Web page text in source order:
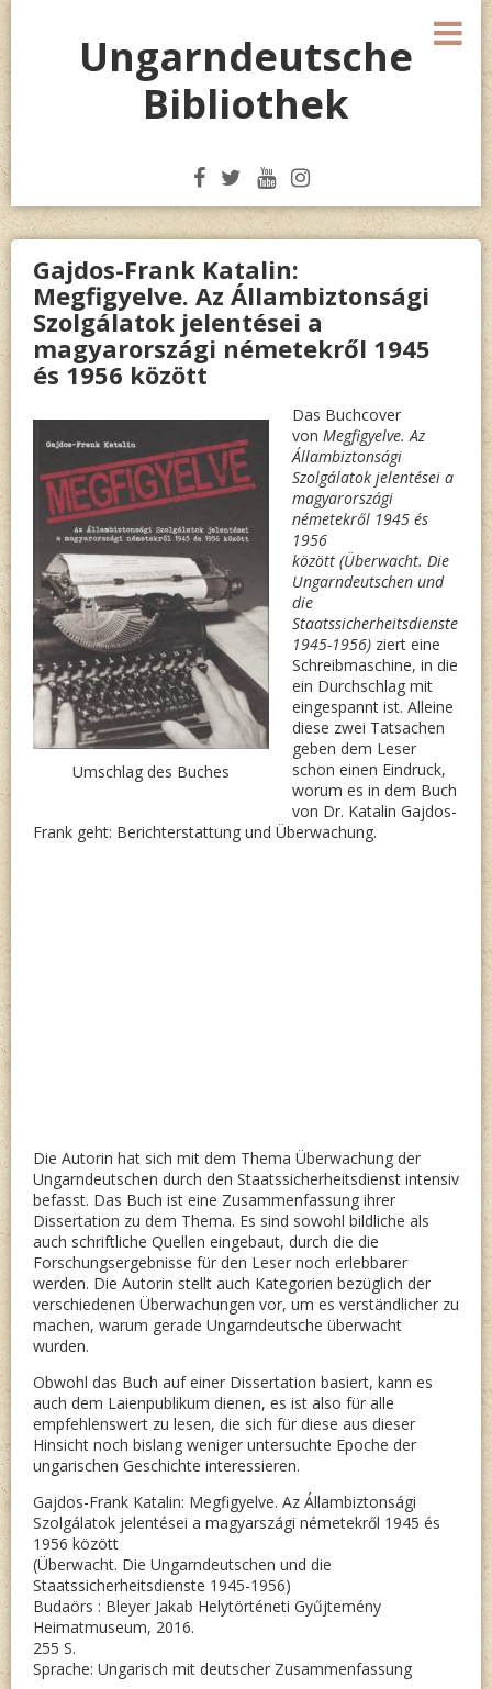
Ungarndeutsche
Bibliothek
Gajdos-Frank Katalin:
Megfigyelve. Az Állambiztonsági
Szolgálatok jelentései a
magyarországi németekről 1945
és 1956 között
Umschlag des Buches
Das Buchcover
von Megfigyelve. Az
Állambiztonsági
Szolgálatok jelentései a
magyarországi
németekről 1945 és
1956
között (Überwacht. Die
Ungarndeutschen und
die
Staatssicherheitsdienste
1945-1956) ziert eine
Schreibmaschine, in die
ein Durchschlag mit
eingespannt ist. Alleine
diese zwei Tatsachen
geben dem Leser
schon einen Eindruck,
worum es in dem Buch
von Dr. Katalin Gajdos-
Frank geht: Berichterstattung und Überwachung.
Die Autorin hat sich mit dem Thema Überwachung der
Ungarndeutschen durch den Staatssicherheitsdienst intensiv
befasst. Das Buch ist eine Zusammenfassung ihrer
Dissertation zu dem Thema. Es sind sowohl bildliche als
auch schriftliche Quellen eingebaut, durch die die
Forschungsergebnisse für den Leser noch erlebbarer
werden. Die Autorin stellt auch Kategorien bezüglich der
verschiedenen Überwachungen vor, um es verständlicher zu
machen, warum gerade Ungarndeutsche überwacht
wurden.
Obwohl das Buch auf einer Dissertation basiert, kann es
auch dem Laienpublikum dienen, es ist also für alle
empfehlenswert zu lesen, die sich für diese aus dieser
Hinsicht noch bislang weniger untersuchte Epoche der
ungarischen Geschichte interessieren.
Gajdos-Frank Katalin: Megfigyelve. Az Állambiztonsági
Szolgálatok jelentései a magyarszági németekről 1945 és
1956 között
(Überwacht. Die Ungarndeutschen und die
Staatssicherheitsdienste 1945-1956)
Budaörs : Bleyer Jakab Helytörténeti Gyűjtemény
Heimatmuseum, 2016.
255 S.
Sprache: Ungarisch mit deutscher Zusammenfassung